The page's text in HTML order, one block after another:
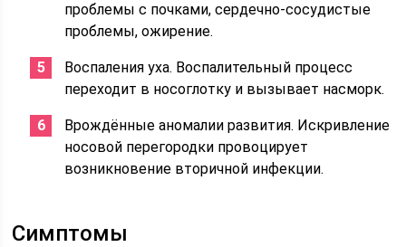
проблемы с почками, сердечно-сосудистые
проблемы, ожирение.
Воспаления уха. Воспалительный процесс
переходит в носоглотку и вызывает насморк.
Врождённые аномалии развития. Искривление
носовой перегородки провоцирует
возникновение вторичной инфекции.
Симптомы